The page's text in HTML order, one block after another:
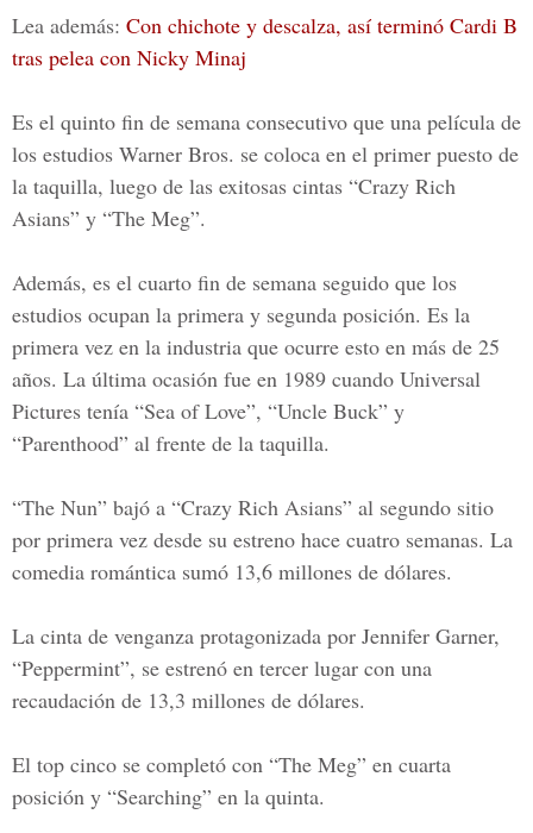
Lea además: Con chichote y descalza, así terminó Cardi B
tras pelea con Nicky Minaj
Es el quinto fin de semana consecutivo que una película de
los estudios Warner Bros. se coloca en el primer puesto de
la taquilla, luego de las exitosas cintas “Crazy Rich
Asians” y “The Meg”.
Además, es el cuarto fin de semana seguido que los
estudios ocupan la primera y segunda posición. Es la
primera vez en la industria que ocurre esto en más de 25
años. La última ocasión fue en 1989 cuando Universal
Pictures tenía “Sea of Love”, “Uncle Buck” y
“Parenthood” al frente de la taquilla.
“The Nun” bajó a “Crazy Rich Asians” al segundo sitio
por primera vez desde su estreno hace cuatro semanas. La
comedia romántica sumó 13,6 millones de dólares.
La cinta de venganza protagonizada por Jennifer Garner,
“Peppermint”, se estrenó en tercer lugar con una
recaudación de 13,3 millones de dólares.
El top cinco se completó con “The Meg” en cuarta
posición y “Searching” en la quinta.